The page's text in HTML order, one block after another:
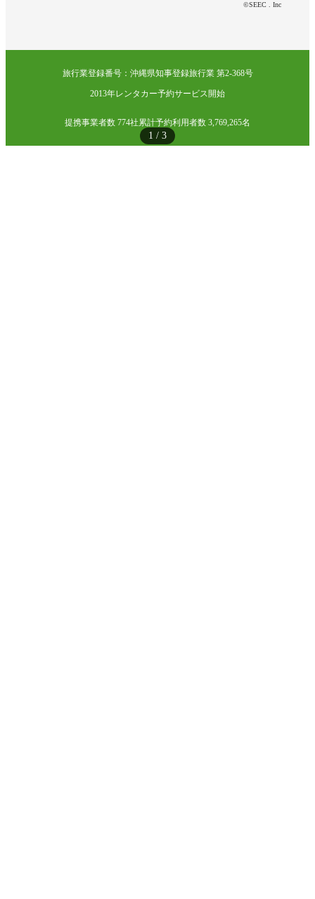
1 / 3
©SEEC . Inc
旅行業登録番号：沖縄県知事登録旅行業 第2-368号
2013年レンタカー予約サービス開始
提携事業者数 774社累計予約利用者数 3,769,265名